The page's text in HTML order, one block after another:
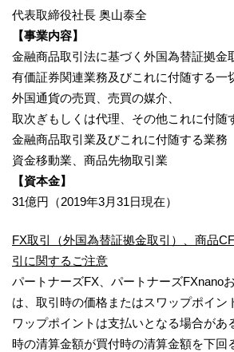
代表取締役社長 奥山泰全
【事業内容】
金融商品取引法に基づく外国為替証拠金
有価証券関連業務及びこれに付随する一
外国通貨の売買、売買の媒介、
取次ぎもしくは代理、その他これに付随
金融商品取引業及びこれに付随する業務
資金移動業、商品先物取引業
【資本金】
31億円（2019年3月31日現在）
FX取引（外国為替証拠金取引）、商品
引に関するご注意
パートナーズFX、パートナーズFXnano
は、取引時の価格またはスワップポイン
ワップポイントは支払いとなる場合があ
時の清算金額が買付時の清算金額を下回